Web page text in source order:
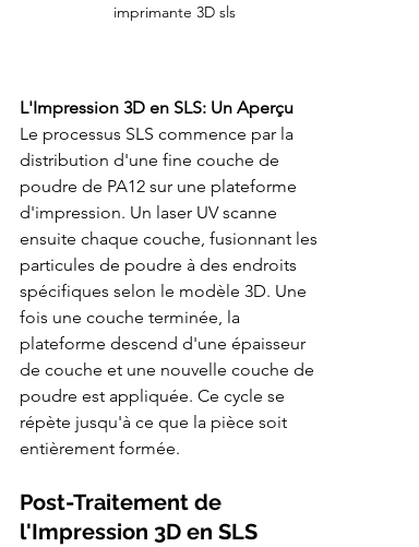
imprimante 3D sls
L'Impression 3D en SLS: Un Aperçu
Le processus SLS commence par la
distribution d'une fine couche de
poudre de PA12 sur une plateforme
d'impression. Un laser UV scanne
ensuite chaque couche, fusionnant les
particules de poudre à des endroits
spécifiques selon le modèle 3D. Une
fois une couche terminée, la
plateforme descend d'une épaisseur
de couche et une nouvelle couche de
poudre est appliquée. Ce cycle se
répète jusqu'à ce que la pièce soit
entièrement formée.
Post-Traitement de
l'Impression 3D en SLS